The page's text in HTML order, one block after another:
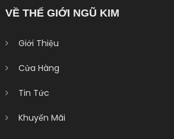
VỀ THẾ GIỚI NGŨ KIM
Giới Thiệu
Cửa Hàng
Tin Tức
Khuyến Mãi